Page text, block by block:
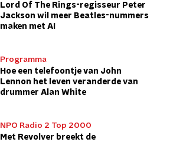
Lord Of The Rings-regisseur Peter
Jackson wil meer Beatles-nummers
maken met AI
Programma
Hoe een telefoontje van John
Lennon het leven veranderde van
drummer Alan White
NPO Radio 2 Top 2000
Met Revolver breekt de